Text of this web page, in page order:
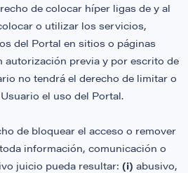
de colocar híper ligas de y al
o utilizar los servicios,
del Portal en sitios o páginas
autorización previa y por escrito de
no tendrá el derecho de limitar o
el uso del Portal.
de bloquear el acceso o remover
información, comunicación o
juicio pueda resultar: (i) abusivo,